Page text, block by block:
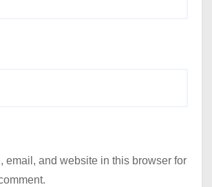
email, and website in this browser for